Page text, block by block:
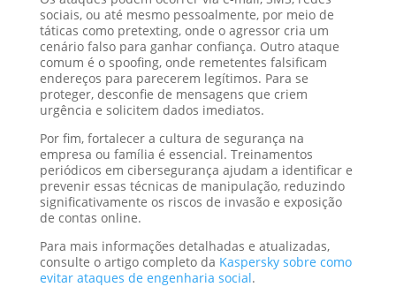
sociais, ou até mesmo pessoalmente, por meio de
táticas como pretexting, onde o agressor cria um
cenário falso para ganhar confiança. Outro ataque
comum é o spoofing, onde remetentes falsificam
endereços para parecerem legítimos. Para se
proteger, desconfie de mensagens que criem
urgência e solicitem dados imediatos.
Por fim, fortalecer a cultura de segurança na
empresa ou família é essencial. Treinamentos
periódicos em cibersegurança ajudam a identificar e
prevenir essas técnicas de manipulação, reduzindo
significativamente os riscos de invasão e exposição
de contas online.
Para mais informações detalhadas e atualizadas,
consulte o artigo completo da Kaspersky sobre como
evitar ataques de engenharia social.